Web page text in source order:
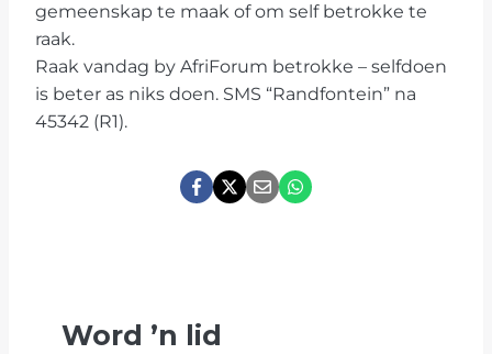
gemeenskap te maak of om self betrokke te
raak.
Raak vandag by AfriForum betrokke – selfdoen
is beter as niks doen. SMS “Randfontein” na
45342 (R1).
Word ’n lid